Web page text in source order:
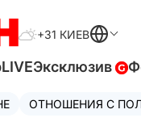
+31 КИЕВ
LIVEЭксклюзив
ОТНОШЕНИЯ С